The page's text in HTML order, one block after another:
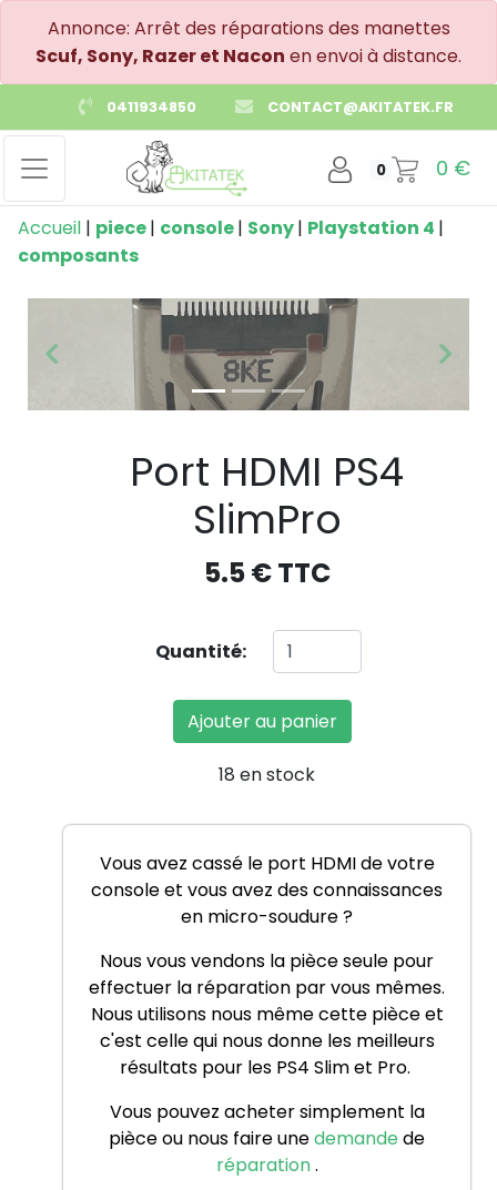
Annonce: Arrêt des réparations des manettes
Scuf, Sony, Razer et Nacon en envoi à distance.
0411934850 CONTACT@AKITATEK.FR
0 0 €
Accueil | piece| console| Sony| Playstation 4 |
composants
Précedent
Port HDMI PS4
SlimPro
5.5 € TTC
Quantité:
Ajouter au panier
18 en stock
Vous avez cassé le port HDMI de votre
console et vous avez des connaissances
en micro-soudure ?
Nous vous vendons la pièce seule pour
effectuer la réparation par vous mêmes.
Nous utilisons nous même cette pièce et
c'est celle qui nous donne les meilleurs
résultats pour les PS4 Slim et Pro.
Vous pouvez acheter simplement la
pièce ou nous faire unedemandede
réparation.